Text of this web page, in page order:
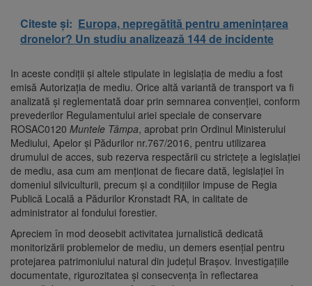
Citeste și: Europa, nepregătită pentru amenințarea
dronelor? Un studiu analizează 144 de incidente
In aceste condiții și altele stipulate in legislația de mediu a fost
emisă Autorizația de mediu. Orice altă variantă de transport va fi
analizată și reglementată doar prin semnarea convenției, conform
prevederilor Regulamentului ariei speciale de conservare
ROSAC0120 Muntele Tâmpa, aprobat prin Ordinul Ministerului
Mediului, Apelor și Pădurilor nr.767/2016, pentru utilizarea
drumului de acces, sub rezerva respectării cu strictețe a legislației
de mediu, asa cum am menționat de fiecare dată, legislației în
domeniul silviculturii, precum și a condițiilor impuse de Regia
Publică Locală a Pădurilor Kronstadt RA, in calitate de
administrator al fondului forestier.
Apreciem în mod deosebit activitatea jurnalistică dedicată
monitorizării problemelor de mediu, un demers esențial pentru
protejarea patrimoniului natural din județul Brașov. Investigațiile
documentate, rigurozitatea și consecvența în reflectarea